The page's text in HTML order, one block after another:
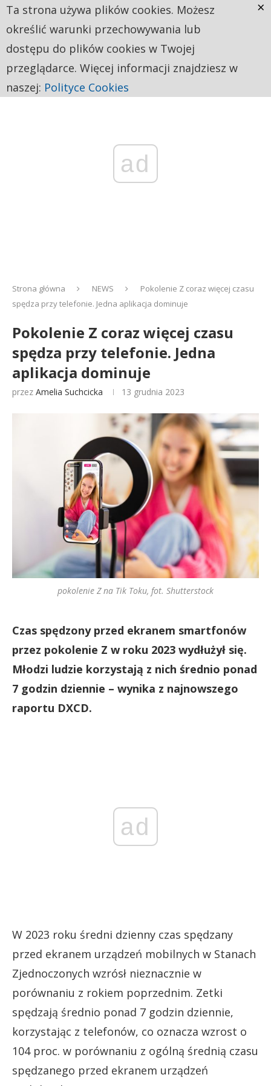
ad
Strona główna NEWS
Pokolenie Z coraz więcej czasu
spędza przy telefonie. Jedna aplikacja dominuje
Pokolenie Z coraz więcej czasu
spędza przy telefonie. Jedna
aplikacja dominuje
przez Amelia Suchcicka 13 grudnia 2023
pokolenie Z na Tik Toku, fot. Shutterstock
Czas spędzony przed ekranem smartfonów
przez pokolenie Z w roku 2023 wydłużył się.
Młodzi ludzie korzystają z nich średnio ponad
7 godzin dziennie – wynika z najnowszego
raportu DXCD.
ad
W 2023 roku średni dzienny czas spędzany
przed ekranem urządzeń mobilnych w Stanach
Zjednoczonych wzrósł nieznacznie w
porównaniu z rokiem poprzednim. Zetki
spędzają średnio ponad 7 godzin dziennie,
korzystając z telefonów, co oznacza wzrost o
104 proc. w porównaniu z ogólną średnią czasu
spędzanego przed ekranem urządzeń
Ta strona używa plików cookies. Możesz
określić warunki przechowywania lub
dostępu do plików cookies w Twojej
przeglądarce. Więcej informacji znajdziesz w
naszej: Polityce Cookies
×